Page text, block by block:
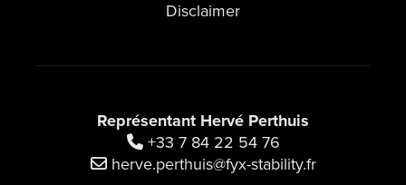
Disclaimer
Représentant Hervé Perthuis
+33 7 84 22 54 76
herve.perthuis@fyx-stability.fr